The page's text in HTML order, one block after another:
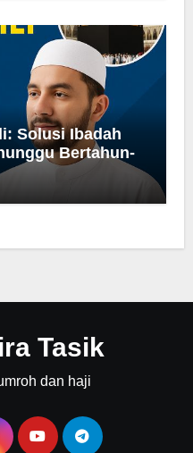
Solusi Ibadah
Bertahun-
Tasik
dan haji